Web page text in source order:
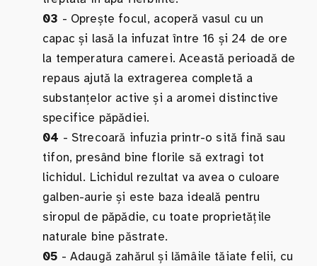
03 - Oprește focul, acoperă vasul cu un
capac și lasă la infuzat între 16 și 24 de ore
la temperatura camerei. Această perioadă de
repaus ajută la extragerea completă a
substanțelor active și a aromei distinctive
specifice păpădiei.
04 - Strecoară infuzia printr-o sită fină sau
tifon, presând bine florile să extragi tot
lichidul. Lichidul rezultat va avea o culoare
galben-aurie și este baza ideală pentru
siropul de păpădie, cu toate proprietățile
naturale bine păstrate.
05 - Adaugă zahărul și lămâile tăiate felii, cu